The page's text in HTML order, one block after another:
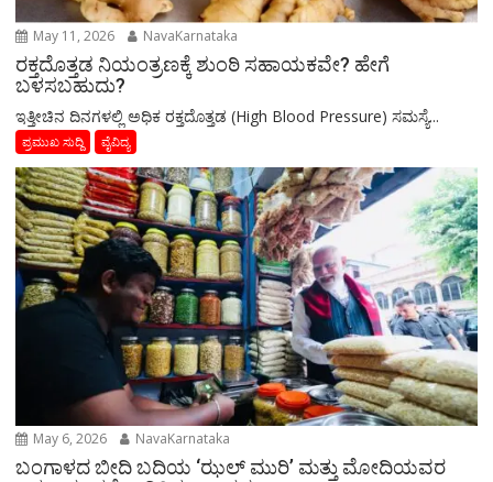
May 11, 2026 NavaKarnataka
ರಕ್ತದೊತ್ತಡ ನಿಯಂತ್ರಣಕ್ಕೆ ಶುಂಠಿ ಸಹಾಯಕವೇ? ಹೇಗೆ
ಬಳಸಬಹುದು?
ಇತ್ತೀಚಿನ ದಿನಗಳಲ್ಲಿ ಅಧಿಕ ರಕ್ತದೊತ್ತಡ (High Blood Pressure) ಸಮಸ್ಯೆ...
ಪ್ರಮುಖ ಸುದ್ದಿ ವೈವಿದ್ಯ
May 6, 2026 NavaKarnataka
ಬಂಗಾಳದ ಬೀದಿ ಬದಿಯ ‘ಝಲ್ ಮುರಿ’ ಮತ್ತು ಮೋದಿಯವರ